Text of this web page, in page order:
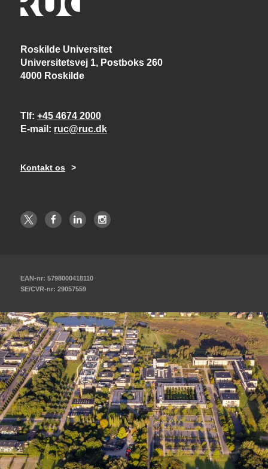
Roskilde Universitet
Universitetsvej 1, Postboks 260
4000 Roskilde
Tlf +45 4674 2000
E-mail
ruc@ruc.dk
Kontakt os
EAN-nr: 5798000418110
SE/CVR-nr: 29057559